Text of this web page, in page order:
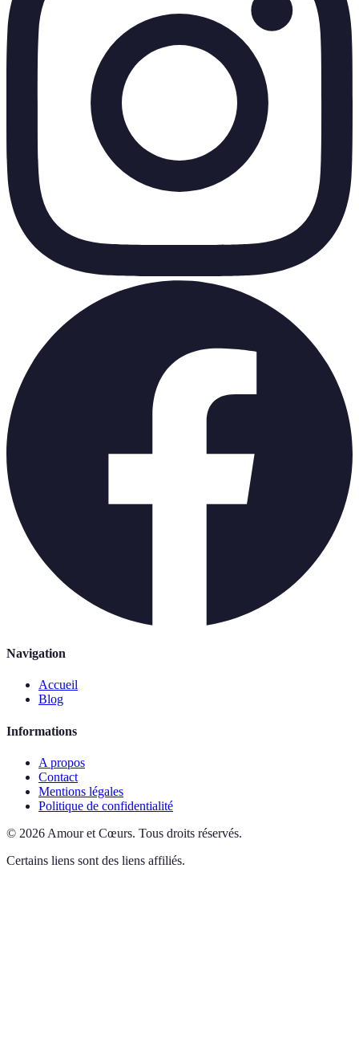
Navigation
Accueil
Blog
Informations
A propos
Contact
Mentions légales
Politique de confidentialité
© 2026 Amour et Cœurs. Tous droits réservés.
Certains liens sont des liens affiliés.